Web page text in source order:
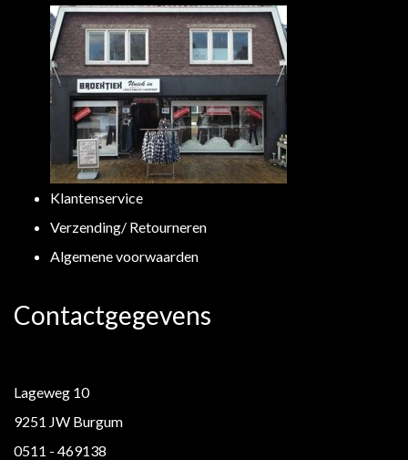
Klantenservice
Verzending/ Retourneren
Algemene voorwaarden
Contactgegevens
Lageweg 10
9251 JW Burgum
0511 - 469138